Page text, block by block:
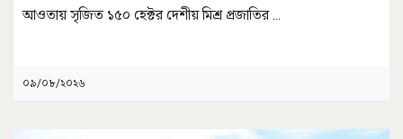
আওতায় সৃজিত ১৫০ হেক্টর দেশীয় মিশ্র প্রজাতির ...
০৯/০৮/২০২৬